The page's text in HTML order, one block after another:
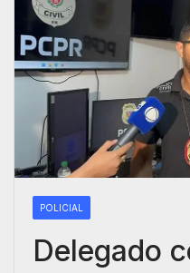
POLICIAL
Delegado